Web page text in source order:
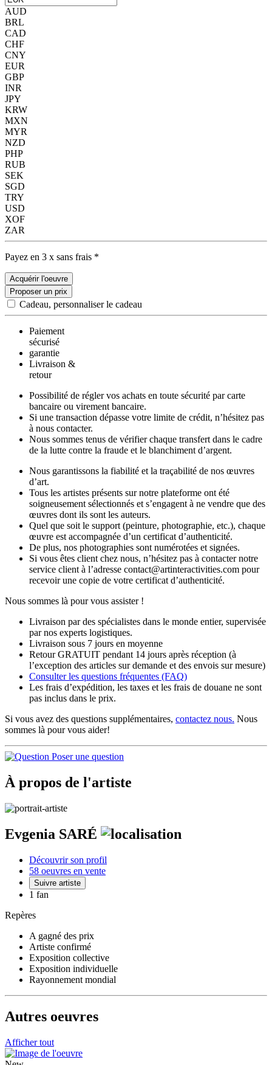
AUD
BRL
CAD
CHF
CNY
EUR
GBP
INR
JPY
KRW
MXN
MYR
NZD
PHP
RUB
SEK
SGD
TRY
USD
XOF
ZAR
Payez en 3 x sans frais *
Acquérir l'oeuvre
Proposer un prix
Cadeau, personnaliser le cadeau
Paiement
sécurisé
garantie
Livraison &
retour
Possibilité de régler vos achats en toute sécurité par carte
bancaire ou virement bancaire.
Si une transaction dépasse votre limite de crédit, n’hésitez pas
à nous contacter.
Nous sommes tenus de vérifier chaque transfert dans le cadre
de la lutte contre la fraude et le blanchiment d’argent.
Nous garantissons la fiabilité et la traçabilité de nos œuvres
d’art.
Tous les artistes présents sur notre plateforme ont été
soigneusement sélectionnés et s’engagent à ne vendre que des
œuvres dont ils sont les auteurs.
Quel que soit le support (peinture, photographie, etc.), chaque
œuvre est accompagnée d’un certificat d’authenticité.
De plus, nos photographies sont numérotées et signées.
Si vous êtes client chez nous, n’hésitez pas à contacter notre
service client à l’adresse contact@artinteractivities.com pour
recevoir une copie de votre certificat d’authenticité.
Nous sommes là pour vous assister !
Livraison par des spécialistes dans le monde entier, supervisée
par nos experts logistiques.
Livraison sous 7 jours en moyenne
Retour GRATUIT pendant 14 jours après réception (à
l’exception des articles sur demande et des envois sur mesure)
Consulter les questions fréquentes (FAQ)
Les frais d’expédition, les taxes et les frais de douane ne sont
pas inclus dans le prix.
Si vous avez des questions supplémentaires, contactez nous. Nous
sommes là pour vous aider!
Poser une question
À propos de l'artiste
Evgenia SARÉ
Découvrir son profil
58 oeuvres en vente
Suivre artiste
1 fan
Repères
A gagné des prix
Artiste confirmé
Exposition collective
Exposition individuelle
Rayonnement mondial
Autres oeuvres
Afficher tout